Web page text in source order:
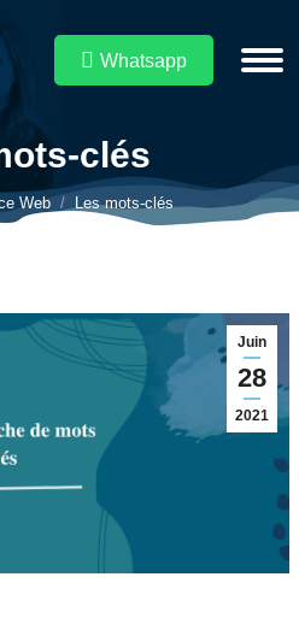
Whatsapp
clés
êtes ici :
Web Les mots-clés
Juin
28
2021